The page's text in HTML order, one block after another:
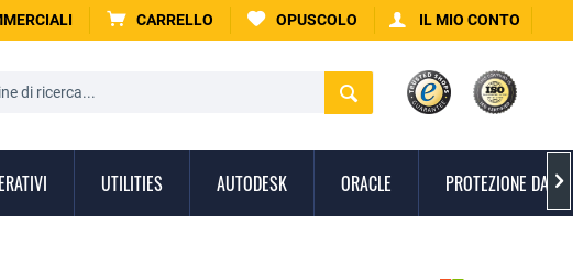
CARRELLO OPUSCOLO IL MIO CONTO
UTILITIES AUTODESK ORACLE PROTEZIONE DAI